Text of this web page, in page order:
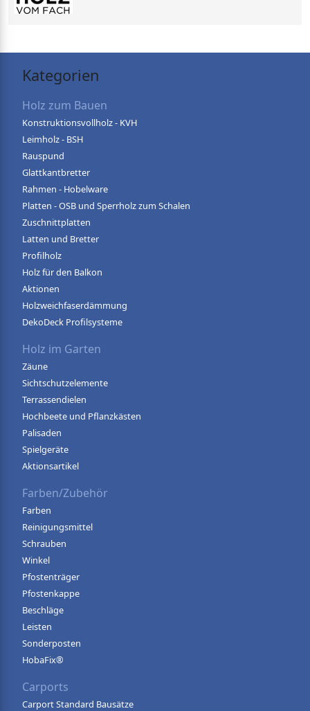
Kategorien
Holz zum Bauen
Konstruktionsvollholz - KVH
Leimholz - BSH
Rauspund
Glattkantbretter
Rahmen - Hobelware
Platten - OSB und Sperrholz zum Schalen
Zuschnittplatten
Latten und Bretter
Profilholz
Holz für den Balkon
Aktionen
Holzweichfaserdämmung
DekoDeck Profilsysteme
Holz im Garten
Zäune
Sichtschutzelemente
Terrassendielen
Hochbeete und Pflanzkästen
Palisaden
Spielgeräte
Aktionsartikel
Farben/Zubehör
Farben
Reinigungsmittel
Schrauben
Winkel
Pfostenträger
Pfostenkappe
Beschläge
Leisten
Sonderposten
HobaFix®
Carports
Carport Standard Bausätze